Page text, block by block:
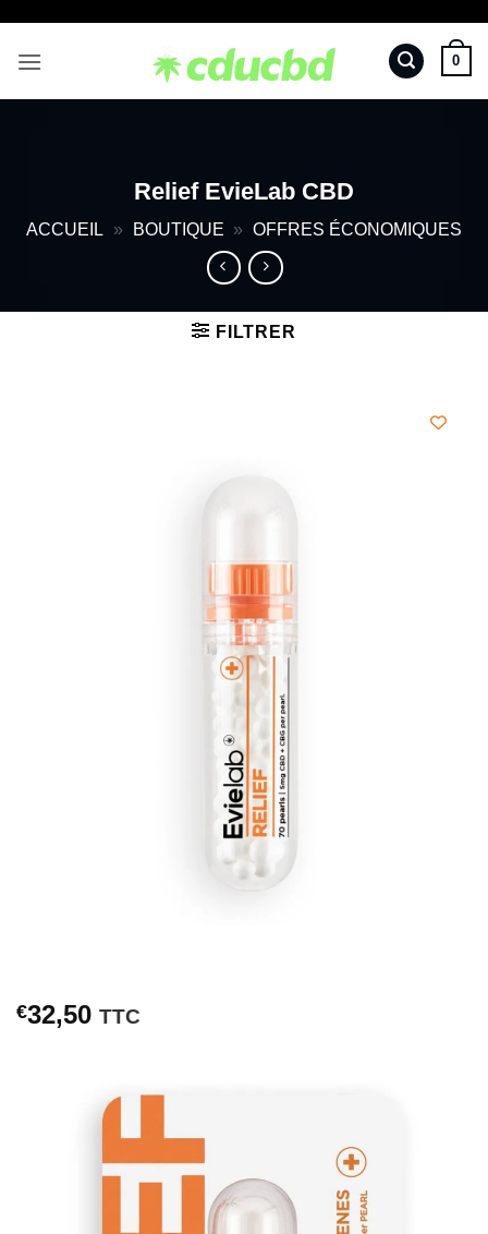
contenu
0
Relief EvieLab CBD
ACCUEIL » BOUTIQUE » OFFRES ÉCONOMIQUES
FILTRER
€32,50 TTC